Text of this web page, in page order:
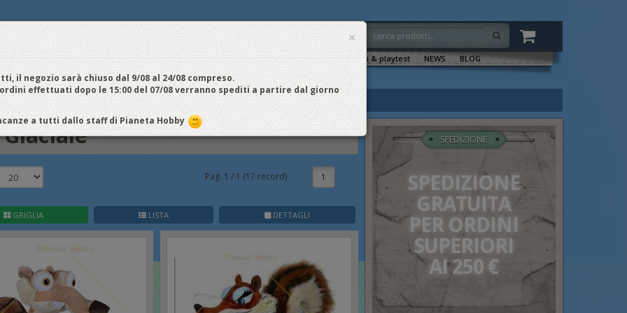
Chi Siamo Vantaggi Aiuto Metodi di pagamento Sala tornei & playtest NEWS
BLOG
/ REGISTRATI
Pag. 1 / 1 (17 record) 1
GRIGLIA LISTA DETTAGLI
SPEDIZIONE
SPEDIZIONE
GRATUITA
PER ORDINI
SUPERIORI
AI 250 €
×
il negozio sarà chiuso dal 9/08 al 24/08 compreso.
effettuati dopo le 15:00 del 07/08 verranno spediti a partire dal giorno
a tutti dallo staff di Pianeta Hobby